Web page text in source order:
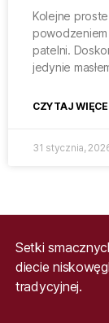
Kolejne
patelni.
jedynie
CZYTAJ
31 stycznia,
Setki
diecie
tradycyjnej.